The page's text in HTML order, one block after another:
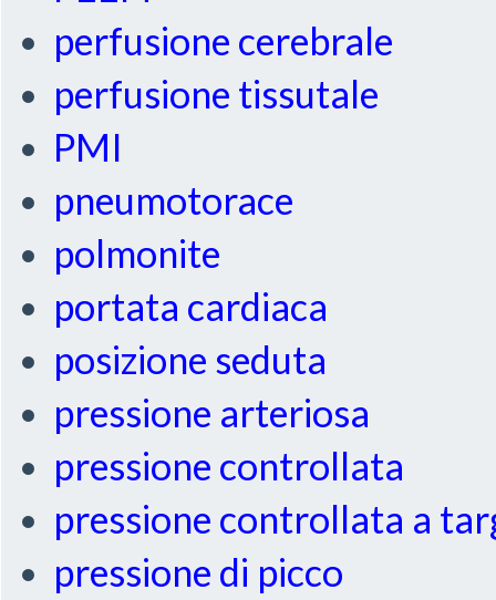
perfusione cerebrale
perfusione tissutale
PMI
pneumotorace
polmonite
portata cardiaca
posizione seduta
pressione arteriosa
pressione controllata
pressione controllata a
pressione di picco